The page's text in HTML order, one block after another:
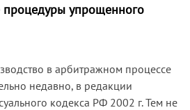
процедуры упрощенного
в арбитражном процессе
недавно, в редакции
кодекса РФ 2002 г. Тем не